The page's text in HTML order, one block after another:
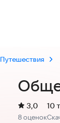
Путешествия
Рейтинг:
3,0
8 оценок
10